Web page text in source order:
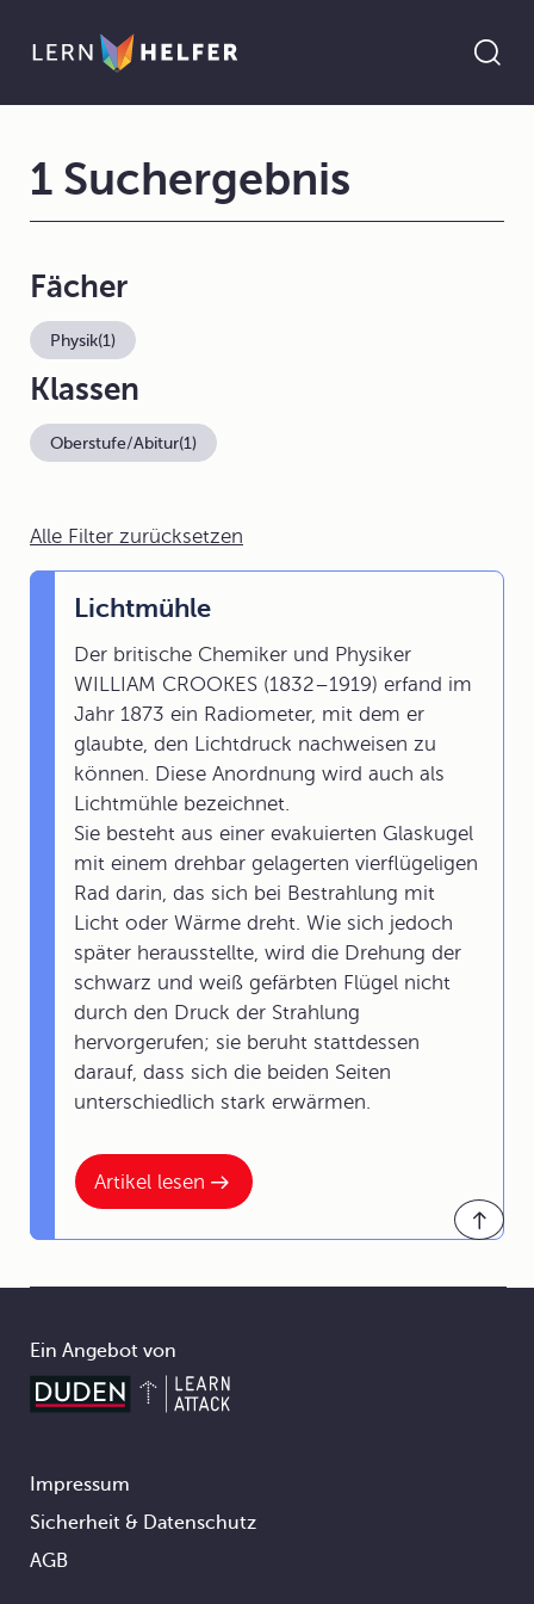
Alle Filter zurücksetzen
Artikel lesen
Lichtmühle
Der britische Chemiker und Physiker
WILLIAM CROOKES (1832–1919) erfand im
Jahr 1873 ein Radiometer, mit dem er
glaubte, den Lichtdruck nachweisen zu
können. Diese Anordnung wird auch als
Lichtmühle bezeichnet.
Sie besteht aus einer evakuierten Glaskugel
mit einem drehbar gelagerten vierflügeligen
Rad darin, das sich bei Bestrahlung mit
Licht oder Wärme dreht. Wie sich jedoch
später herausstellte, wird die Drehung der
schwarz und weiß gefärbten Flügel nicht
durch den Druck der Strahlung
hervorgerufen; sie beruht stattdessen
darauf, dass sich die beiden Seiten
unterschiedlich stark erwärmen.
1 Suchergebnis
Fächer
Physik(1)
Klassen
Oberstufe/Abitur(1)
Ein Angebot von
Footer
Impressum
Sicherheit & Datenschutz
AGB